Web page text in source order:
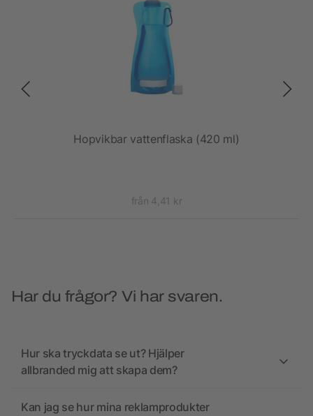
Hopvikbar vattenflaska (420 ml)
från 4,41 kr
Har du frågor? Vi har svaren.
Hur ska tryckdata se ut? Hjälper
allbranded mig att skapa dem?
Kan jag se hur mina reklamprodukter